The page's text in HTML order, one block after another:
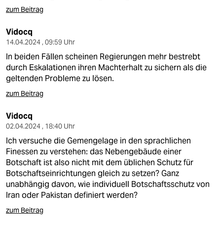
zum Beitrag
Vidocq
14.04.2024 , 09:59 Uhr
In beiden Fällen scheinen Regierungen mehr bestrebt
durch Eskalationen ihren Machterhalt zu sichern als die
geltenden Probleme zu lösen.
zum Beitrag
Vidocq
02.04.2024 , 18:40 Uhr
Ich versuche die Gemengelage in den sprachlichen
Finessen zu verstehen: das Nebengebäude einer
Botschaft ist also nicht mit dem üblichen Schutz für
Botschaftseinrichtungen gleich zu setzen? Ganz
unabhängig davon, wie individuell Botschaftsschutz von
Iran oder Pakistan definiert werden?
zum Beitrag